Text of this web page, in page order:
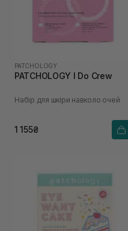
PATCHOLOGY
PATCHOLOGY I Do Crew
Набір для шкіри навколо очей
1 155₴